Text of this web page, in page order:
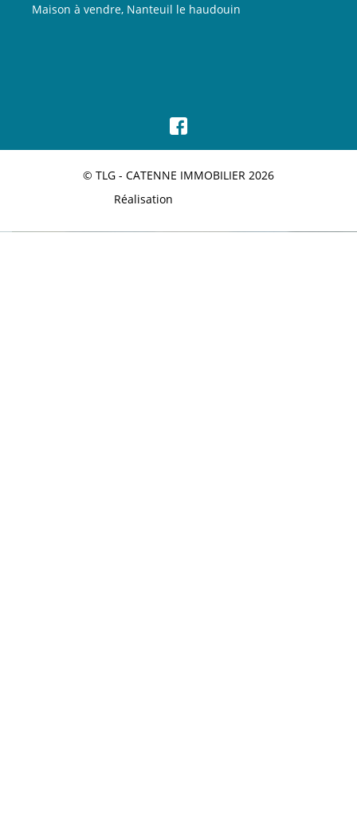
Maison à vendre, Nanteuil le haudouin
© TLG - CATENNE IMMOBILIER 2026
Réalisation